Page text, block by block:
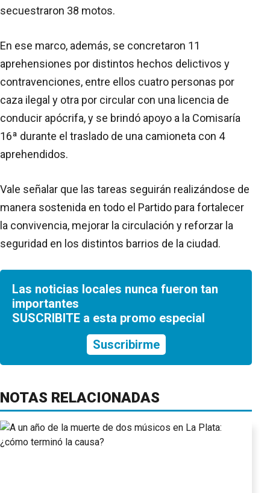
secuestraron 38 motos.
En ese marco, además, se concretaron 11
aprehensiones por distintos hechos delictivos y
contravenciones, entre ellos cuatro personas por
caza ilegal y otra por circular con una licencia de
conducir apócrifa, y se brindó apoyo a la Comisaría
16ª durante el traslado de una camioneta con 4
aprehendidos.
Vale señalar que las tareas seguirán realizándose de
manera sostenida en todo el Partido para fortalecer
la convivencia, mejorar la circulación y reforzar la
seguridad en los distintos barrios de la ciudad.
Las noticias locales nunca fueron tan
importantes
SUSCRIBITE a esta promo especial
Suscribirme
NOTAS RELACIONADAS